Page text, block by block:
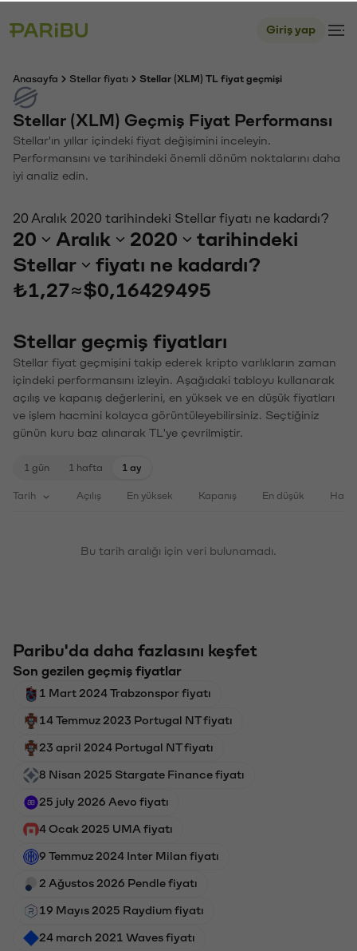
Giriş yap
Anasayfa Stellar fiyatı Stellar (XLM) TL fiyat geçmişi
Stellar (XLM) Geçmiş Fiyat Performansı
Stellar'ın yıllar içindeki fiyat değişimini inceleyin.
Performansını ve tarihindeki önemli dönüm noktalarını daha
iyi analiz edin.
20 Aralık 2020 tarihindeki Stellar fiyatı ne kadardı?
20 Aralık 2020
tarihindeki
Stellar
fiyatı ne kadardı?
₺1,27≈$0,16429495
Stellar geçmiş fiyatları
Stellar fiyat geçmişini takip ederek kripto varlıkların zaman
içindeki performansını izleyin. Aşağıdaki tabloyu kullanarak
açılış ve kapanış değerlerini, en yüksek ve en düşük fiyatları
ve işlem hacmini kolayca görüntüleyebilirsiniz. Seçtiğiniz
günün kuru baz alınarak TL'ye çevrilmiştir.
1 gün 1 hafta 1 ay
Tarih Açılış En yüksek Kapanış En düşük
Bu tarih aralığı için veri bulunamadı.
Paribu'da daha fazlasını keşfet
Son gezilen geçmiş fiyatlar
1 Mart 2024 Trabzonspor fiyatı
14 Temmuz 2023 Portugal NT fiyatı
23 april 2024 Portugal NT fiyatı
8 Nisan 2025 Stargate Finance fiyatı
25 july 2026 Aevo fiyatı
4 Ocak 2025 UMA fiyatı
9 Temmuz 2024 Inter Milan fiyatı
2 Ağustos 2026 Pendle fiyatı
19 Mayıs 2025 Raydium fiyatı
24 march 2021 Waves fiyatı